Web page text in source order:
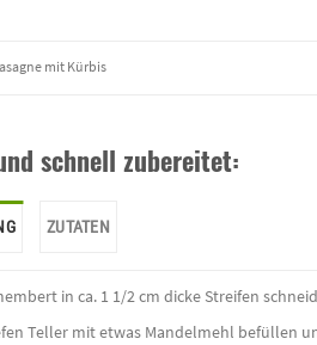
mit Kürbis
schnell zubereitet:
ZUTATEN
in ca. 1 1/2 cm dicke Streifen
Teller mit etwas Mandelmehl befüllen